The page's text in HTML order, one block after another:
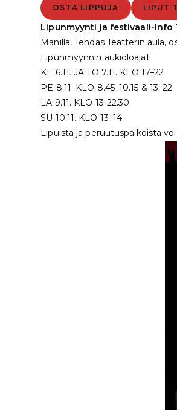
OSTA LIPPUJA LIPUT
Lipunmyynti ja festivaali-info
Manilla, Tehdas Teatterin aula,
Lipunmyynnin aukioloajat
KE 6.11. JA TO 7.11. KLO 17–22
PE 8.11. KLO 8.45–10.15 & 13–22
LA 9.11. KLO 13-22.30
SU 10.11. KLO 13–14
Lipuista ja peruutuspaikoista